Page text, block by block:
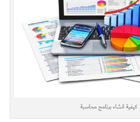
كيفية انشاء برنامج محاسبة